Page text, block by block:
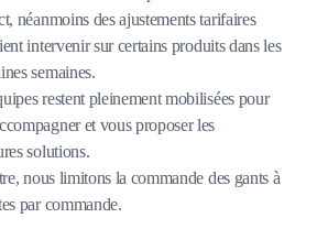
néanmoins des ajustements tarifaires
intervenir sur certains produits dans les
semaines.
restent pleinement mobilisées pour
et vous proposer les
solutions.
nous limitons la commande des gants à
par commande.